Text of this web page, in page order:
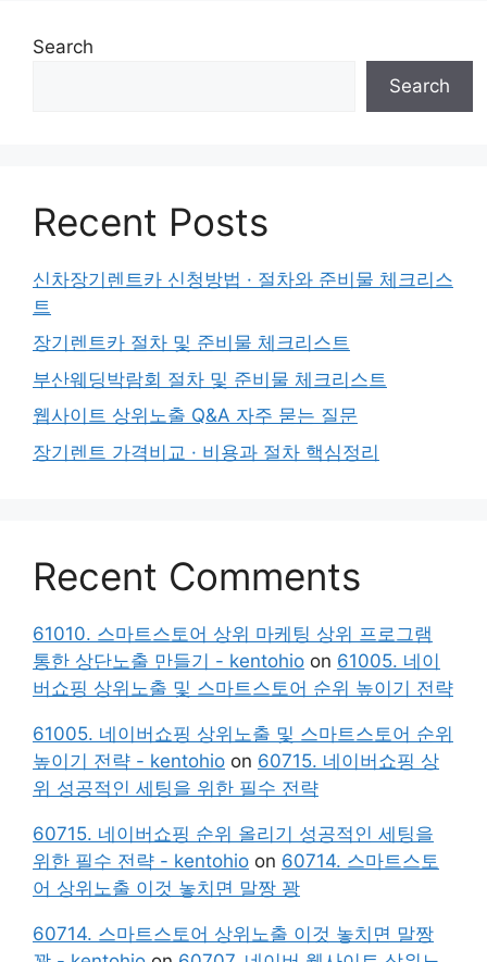
Search
Search
Recent Posts
신차장기렌트카 신청방법 · 절차와 준비물 체크리스
트
장기렌트카 절차 및 준비물 체크리스트
부산웨딩박람회 절차 및 준비물 체크리스트
웹사이트 상위노출 Q&A 자주 묻는 질문
장기렌트 가격비교 · 비용과 절차 핵심정리
Recent Comments
61010. 스마트스토어 상위 마케팅 상위 프로그램
통한 상단노출 만들기 - kentohio on 61005. 네이
버쇼핑 상위노출 및 스마트스토어 순위 높이기 전략
61005. 네이버쇼핑 상위노출 및 스마트스토어 순위
높이기 전략 - kentohio on 60715. 네이버쇼핑 상
위 성공적인 세팅을 위한 필수 전략
60715. 네이버쇼핑 순위 올리기 성공적인 세팅을
위한 필수 전략 - kentohio on 60714. 스마트스토
어 상위노출 이것 놓치면 말짱 꽝
60714. 스마트스토어 상위노출 이것 놓치면 말짱